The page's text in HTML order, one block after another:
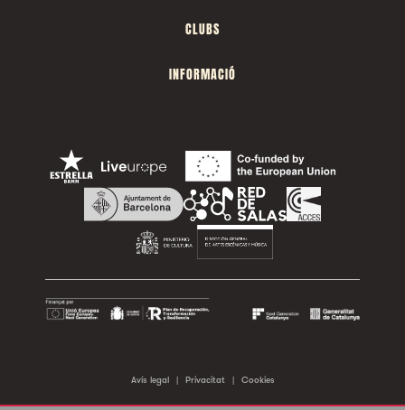
CLUBS
INFORMACIÓ
Avís legal | Privacitat | Cookies